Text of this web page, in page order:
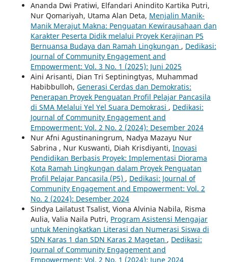
Ananda Dwi Pratiwi, Elfandari Anindito Kartika Putri,
Nur Qomariyah, Utama Alan Deta, Menjalin Manik-
Manik Merajut Makna: Penguatan Kewirausahaan dan
Karakter Peserta Didik melalui Proyek Kerajinan P5
Bernuansa Budaya dan Ramah Lingkungan , Dedikasi:
Journal of Community Engagement and
Empowerment: Vol. 3 No. 1 (2025): Juni 2025
Aini Arisanti, Dian Tri Septiningtyas, Muhammad
Habibbulloh, Generasi Cerdas dan Demokratis:
Penerapan Proyek Penguatan Profil Pelajar Pancasila
di SMA Melalui Yel Yel Suara Demokrasi , Dedikasi:
Journal of Community Engagement and
Empowerment: Vol. 2 No. 2 (2024): Desember 2024
Nur Afni Agustinaningrum, Nadya Mazayu Nur
Sabrina , Nur Kuswanti, Diah Krisdiyanti, Inovasi
Pendidikan Berbasis Proyek: Implementasi Diorama
Kota Ramah Lingkungan dalam Proyek Penguatan
Profil Pelajar Pancasila (P5) , Dedikasi: Journal of
Community Engagement and Empowerment: Vol. 2
No. 2 (2024): Desember 2024
Sindya Lailatust Tsalist, Viona Alvinia Nabila, Risma
Aulia, Valia Naila Putri, Program Asistensi Mengajar
untuk Meningkatkan Literasi dan Numerasi Siswa di
SDN Karas 1 dan SDN Karas 2 Magetan , Dedikasi:
Journal of Community Engagement and
Empowerment: Vol. 2 No. 1 (2024): June 2024